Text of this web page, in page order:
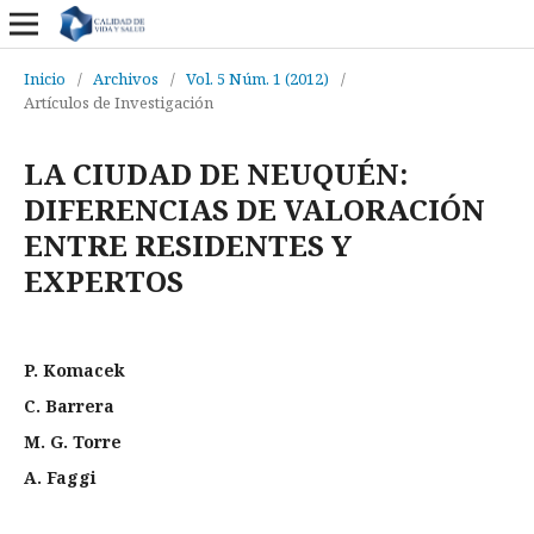
Inicio / Archivos / Vol. 5 Núm. 1 (2012)
/
Artículos de Investigación
LA CIUDAD DE NEUQUÉN:
DIFERENCIAS DE VALORACIÓN
ENTRE RESIDENTES Y
EXPERTOS
P. Komacek
C. Barrera
M. G. Torre
A. Faggi